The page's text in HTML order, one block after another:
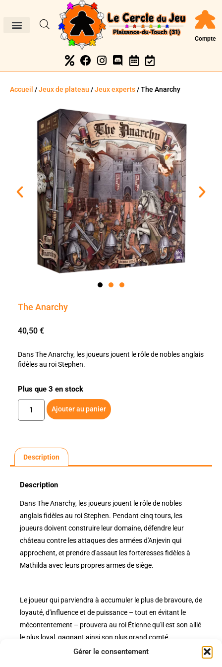
Gérer le consentement
Compte
Accueil /Jeux de plateau /Jeux experts/ The Anarchy
The Anarchy
40,50 €
Dans The Anarchy, les joueurs jouent le rôle de nobles anglais
fidèles au roi Stephen.
Plus que 3 en stock
Ajouter au panier
Description
Description
Dans The Anarchy, les joueurs jouent le rôle de nobles
anglais fidèles au roi Stephen. Pendant cinq tours, les
joueurs doivent construire leur domaine, défendre leur
château contre les attaques des armées d'Anjevin qui
approchent, et prendre d'assaut les forteresses fidèles à
Mathilda avec leurs propres armes de siège.
Le joueur qui parviendra à accumuler le plus de bravoure, de
loyauté, d'influence et de puissance – tout en évitant le
mécontentement – prouvera au roi Étienne qu'il est son allié
le plus loyal, gagnant ainsi son plus grand comté.